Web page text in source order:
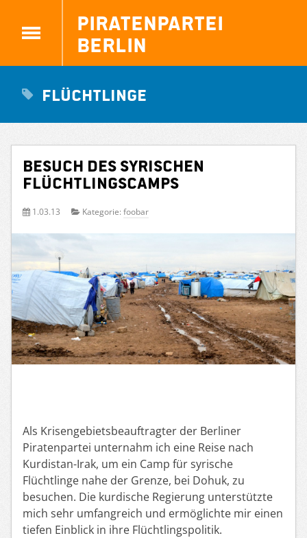
Piratenpartei
Berlin
Flüchtlinge
Besuch des syrischen
Flüchtlingscamps
1.03.13 Kategorie: foobar
Als Krisengebietsbeauftragter der Berliner
Piratenpartei unternahm ich eine Reise nach
Kurdistan-Irak, um ein Camp für syrische
Flüchtlinge nahe der Grenze, bei Dohuk, zu
besuchen. Die kurdische Regierung unterstützte
mich sehr umfangreich und ermöglichte mir einen
tiefen Einblick in ihre Flüchtlingspolitik.